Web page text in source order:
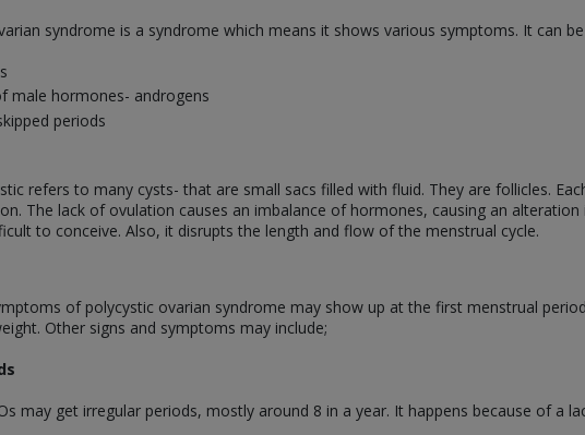
syndrome is a syndrome which means it shows various symptoms. It can
male hormones- androgens
periods
refers to many cysts- that are small sacs filled with fluid. They are follicles.
The lack of ovulation causes an imbalance of hormones, causing an
to conceive. Also, it disrupts the length and flow of the menstrual cycle.
of polycystic ovarian syndrome may show up at the first menstrual
Other signs and symptoms may include;
may get irregular periods, mostly around 8 in a year. It happens because of a